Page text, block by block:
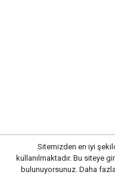
Sitemizden en iyi
kullanılmaktadır. Bu siteye
bulunuyorsunuz. Daha